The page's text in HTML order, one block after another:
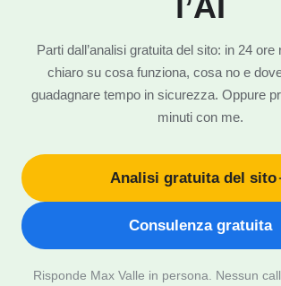
Parti dall’analisi gratuita del sito: in 24
chiaro su cosa funziona, cosa no e
guadagnare tempo in sicurezza. Oppure
minuti con me.
Analisi gratuita del sito
Consulenza gratuita
Risponde Max Valle in persona. Nessun